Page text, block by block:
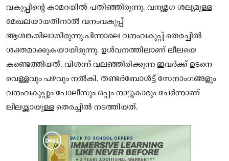
വകുപ്പിൻ്റെ കാമറയിൽ പതിഞ്ഞിരുന്നു. വന്യമൃഗ ശല്യമുള്ള
മേഖലയായതിനാൽ വനംവകുപ്പ്
ആശങ്കയിലായിരുന്നു.പിന്നാലെ വനംവകുപ്പ് തെരച്ചിൽ
ശക്തമാക്കുകയായിരുന്നു. ഉൾവനത്തിലാണ് ലീലയെ
കണ്ടെത്തിയത്. വിശന്ന് വലഞ്ഞിരിക്കുന്ന ഇവർക്ക് ഉടനെ
വെള്ളവും പഴവും നൽകി. തണ്ടർബോൾട്ട് സേനാംഗങ്ങളും
വനംവകുപ്പും പോലീസും ഒപ്പം നാട്ടുകാരും ചേർന്നാണ്
ലീലയ്ക്കായുള്ള തെരച്ചിൽ നടത്തിയത്.